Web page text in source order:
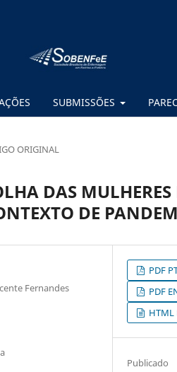
SUBMISSÕES
ORIGINAL
DAS MULHERES
DE
Fernandes
PDF
PDF
HTML
Publicado